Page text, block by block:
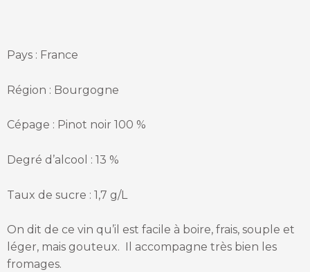
Pays : France
Région : Bourgogne
Cépage : Pinot noir 100 %
Degré d’alcool : 13 %
Taux de sucre : 1,7 g/L
On dit de ce vin qu’il est facile à boire, frais, souple et
léger, mais gouteux. Il accompagne très bien les
fromages.